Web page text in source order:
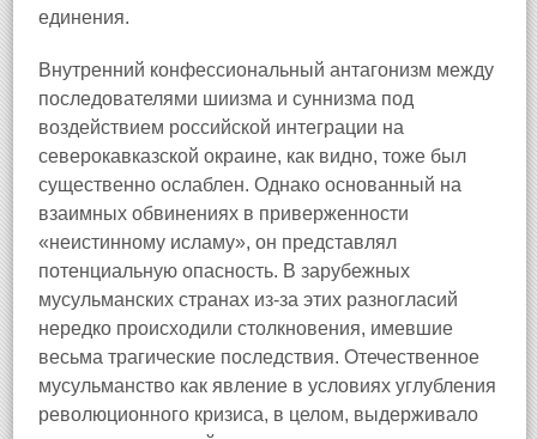
единения.
Внутренний конфессиональный антагонизм между
последователями шиизма и суннизма под
воздействием российской интеграции на
северокавказской окраине, как видно, тоже был
существенно ослаблен. Однако основанный на
взаимных обвинениях в приверженности
«неистинному исламу», он представлял
потенциальную опасность. В зарубежных
мусульманских странах из-за этих разногласий
нередко происходили столкновения, имевшие
весьма трагические последствия. Отечественное
мусульманство как явление в условиях углубления
революционного кризиса, в целом, выдерживало